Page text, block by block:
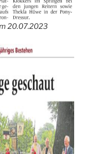
20.07.2023